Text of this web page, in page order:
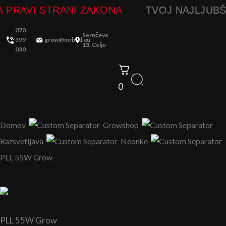
Skip
content
NAJLJUBŠI GROWSHOP VEDNO NA
070
399
030
grow@mrbud.eu
Sernčeva
13, Celje
0
Domov
Growshop
Razsvetljava
Neonke
PLL 55W Grow
PLL 55W Grow